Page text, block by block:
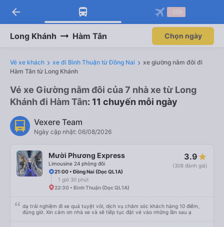
arrow_back -30k
Long Khánh Hàm Tân Chọn ngày
Vé xe khách xe đi Bình Thuận từ Đồng Nai
xe giường nằm đôi đi
Hàm Tân từ Long Khánh
Vé xe Giường nằm đôi của 7 nhà xe từ Long
Khánh đi Hàm Tân: 11 chuyến mỗi ngày
Vexere Team
Ngày cập nhật: 06/08/2026
Mười Phương Express
Limousine 24 phòng đôi
3.9
(308 đánh giá)
21:00 • Đồng Nai (Dọc QL1A)
1 giờ 30 phút
22:30 • Bình Thuận (Dọc QL1A)
dạ trải nghiệm đi xe quá tuyệt vời, dịch vụ chăm sóc khách hàng 10 điểm,
đúng giờ. Xin cảm ơn nhà xe và sẽ tiếp tục đặt vé vào những lần sau ạ